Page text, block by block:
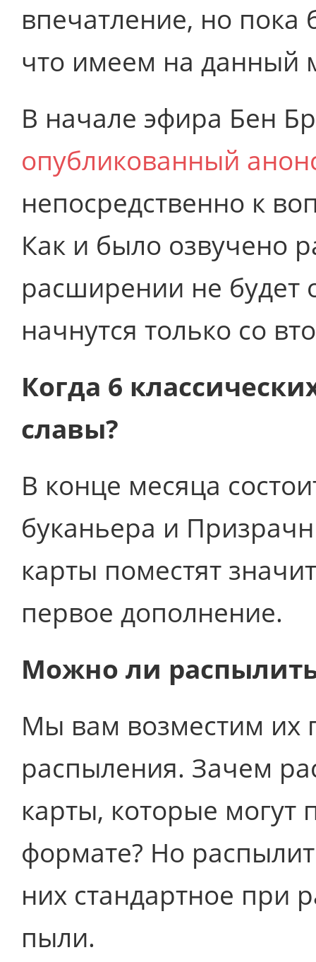
впечатление, но пока
что имеем на данный
В начале эфира Бен
опубликованный
непосредственно к
Как и было озвучено
расширении не
начнутся только со
Когда 6
славы?
В конце месяца
буканьера и
карты поместят
первое дополнение.
Можно ли
Мы вам возместим их
распыления. Зачем
карты, которые могут
формате? Но
них стандартное при
пыли.